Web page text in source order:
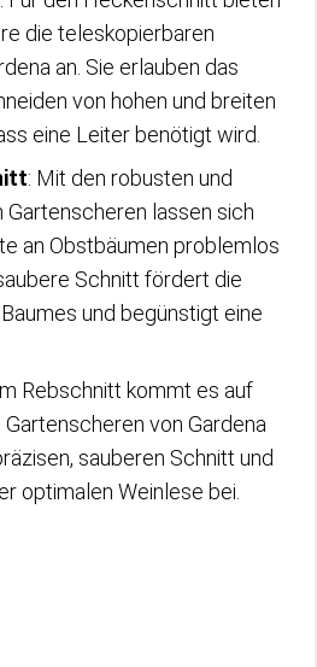
die teleskopierbaren
an. Sie erlauben das
von hohen und breiten
eine Leiter benötigt wird.
: Mit den robusten und
Gartenscheren lassen sich
an Obstbäumen problemlos
Schnitt fördert die
und begünstigt eine
Rebschnitt kommt es auf
Gartenscheren von Gardena
sauberen Schnitt und
optimalen Weinlese bei.